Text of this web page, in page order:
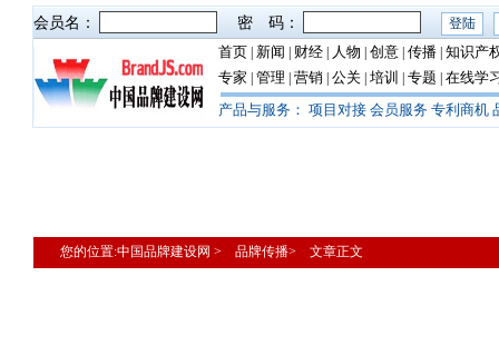
会员名：
密 码：
首页 新闻 财经 人物 创意 传播 知识产
专家 管理 营销 公关 培训 专题 在线学
产品与服务： 项目对接 会员服务 专利商机
您的位置:中国品牌建设网 > 品牌传播> 文章正文